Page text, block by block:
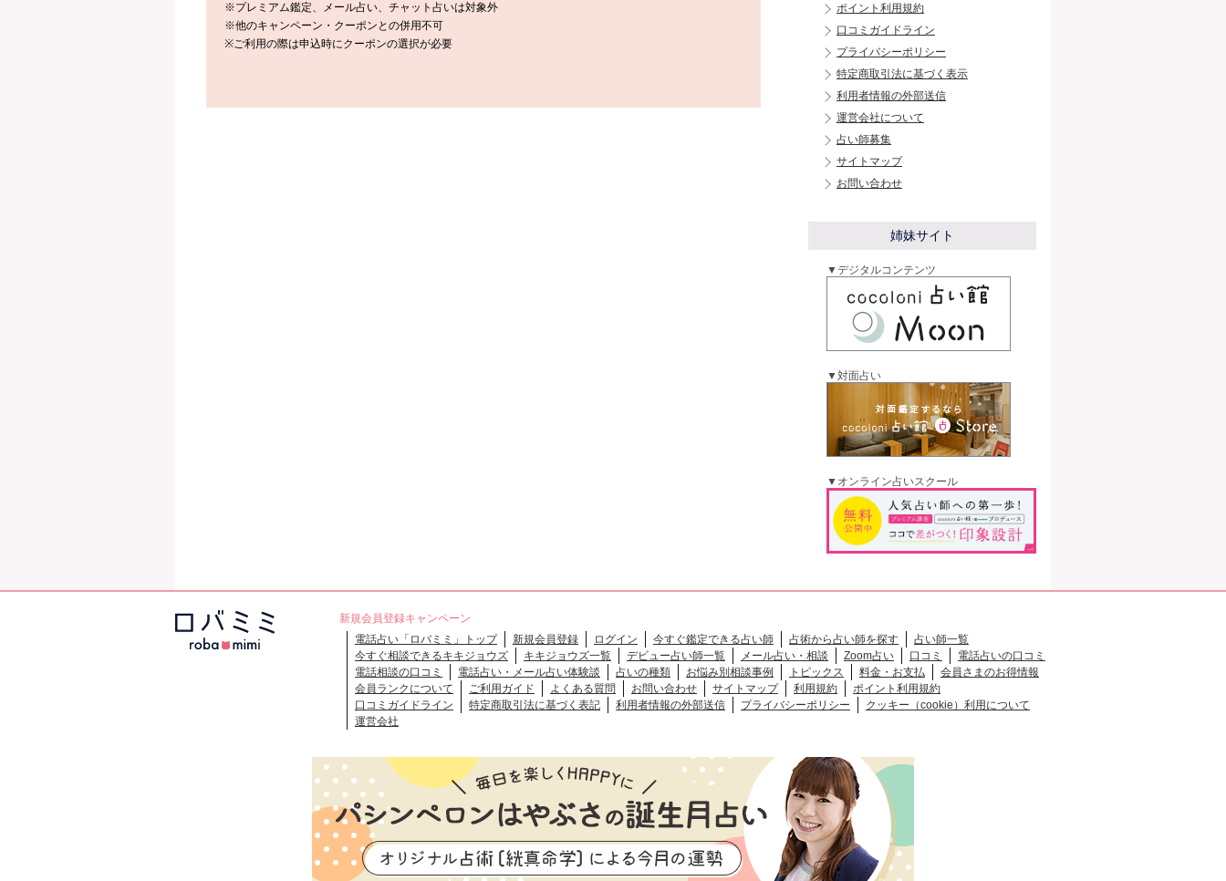
※プレミアム鑑定、メール占い、チャット占いは対象外
※他のキャンペーン・クーポンとの併用不可
※ご利用の際は申込時にクーポンの選択が必要
ポイント利用規約
口コミガイドライン
プライバシーポリシー
特定商取引法に基づく表示
利用者情報の外部送信
運営会社について
占い師募集
サイトマップ
お問い合わせ
姉妹サイト
▼デジタルコンテンツ
▼対面占い
▼オンライン占いスクール
新規会員登録キャンペーン
電話占い「ロバミミ」トップ
新規会員登録 ログイン 今すぐ鑑定できる占い師 占術から占い師を探す
占い師一覧
今すぐ相談できるキキジョウズ
キキジョウズ一覧 デビュー占い師一覧 メール占い・相談 Zoom占い 口コミ
電話占いの口コミ
電話相談の口コミ
電話占い・メール占い体験談 占いの種類 お悩み別相談事例 トピックス 料金・お支払
会員さまのお得情報
会員ランクについて
ご利用ガイド よくある質問 お問い合わせ サイトマップ 利用規約
ポイント利用規約
口コミガイドライン
特定商取引法に基づく表記 利用者情報の外部送信 プライバシーポリシー
クッキー（cookie）利用について
運営会社